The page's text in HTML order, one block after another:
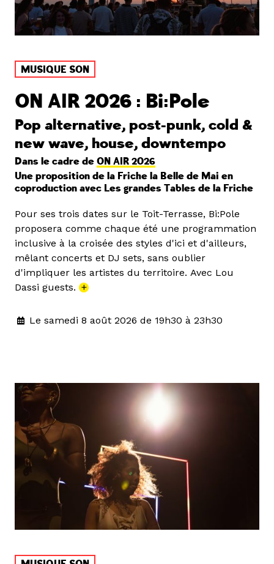
MUSIQUE SON
ON AIR 2026 : Bi:Pole
Pop alternative, post-punk, cold &
new wave, house, downtempo
Dans le cadre de ON AIR 2026
Une proposition de la Friche la Belle de Mai en
coproduction avec Les grandes Tables de la Friche
Pour ses trois dates sur le Toit-Terrasse, Bi:Pole
proposera comme chaque été une programmation
inclusive à la croisée des styles d'ici et d'ailleurs,
mêlant concerts et DJ sets, sans oublier
d'impliquer les artistes du territoire. Avec Lou
Dassi guests. +
Le samedi 8 août 2026 de 19h30 à 23h30